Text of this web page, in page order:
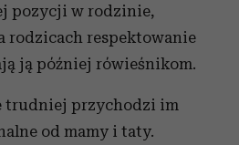
pozycji w rodzinie,
rodzicach respektowanie
ją później rówieśnikom.
trudniej przychodzi im
od mamy i taty.